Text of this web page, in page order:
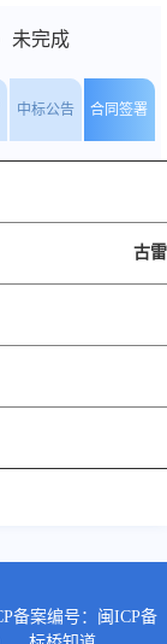
未完成
中标公告 合同签署
古
备案编号： 闽ICP备